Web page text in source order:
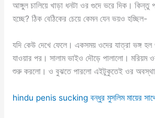
আঙ্গুল চালিয়ে খাড়া ধনটা ওর গুদে ভরে দিক। কিন্তু
হচ্ছে? ঠিক বেঠিকের চেয়ে কেমন যেন ভয়ও হচ্ছিল-
যদি কেউ দেখে ফেলে। একসময় ওদের যাত্রা ভঙ্গ হল
যাওয়ার পর। সালাম ভাইও দৌড়ে পালালো। মরিয়ম
শুরু করলো। ও বুঝতে পারলো এইটুকুতেই ওর অবস্থা
hindu penis sucking বন্ধুর মুসলিম মায়ের সাথে